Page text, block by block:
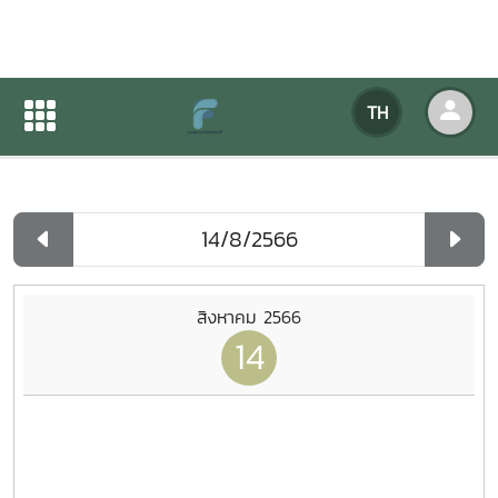
TH
ปฏิทินกิจกรรมของหน่วยงาน
ปฏิทินกิจกรรมของหน่วยงาน
สิงหาคม 2566
14